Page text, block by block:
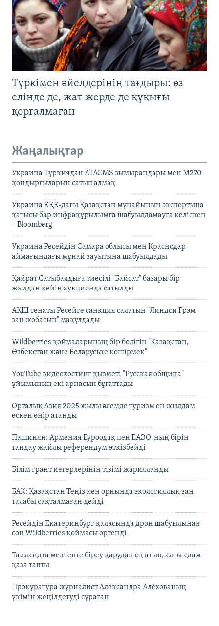
Түркімен әйелдерінің тағдыры: өз
елінде де, жат жерде де құқығы
қорғалмаған
Жаңалықтар
Украина Түркиядан ATACMS зымырандары мен M270
қондырғыларын сатып алмақ
Украина КҚК-дағы Қазақстан мұнайының экспортына
қатысы бар инфрақұрылымға шабуылдамауға келіскен
– Bloomberg
Украина Ресейдің Самара облысы мен Краснодар
аймағындағы мұнай зауытына шабуылдады
Қайрат Сатыбалдыға тиесілі "Байсат" базары бір
жылдан кейін аукционда сатылды
АҚШ сенаты Ресейге санкция салатын "Линдси Грэм
заң жобасын" мақұлдады
Wildberries қоймаларының бір бөлігін "Қазақстан,
Өзбекстан және Беларуське көшірмек"
YouTube видеохостинг қызметі "Русская община"
ұйымының екі арнасын бұғаттады
Орталық Азия 2025 жылы әлемде туризм ең жылдам
өскен өңір атанды
Пашинян: Армения Еуроодақ пен ЕАЭО-ның бірін
таңдау жайлы референдум өткізбейді
Білім грант иегерлерінің тізімі жарияланды
БАҚ: Қазақстан Теңіз кен орнында экологиялық заң
талабы сақталмаған дейді
Ресейдің Екатеринбург қаласында дрон шабуылынан
соң Wildberries қоймасы өртенді
Таиландта мектепте біреу қарудан оқ атып, алты адам
қаза тапты
Прокуратура журналист Александра Алёхованың
үкімін жеңілдетуді сұраған